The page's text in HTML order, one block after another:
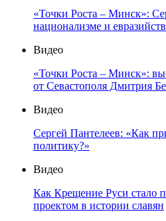
«Точки Роста – Минск»:
национализме и
Видео
«Точки Роста – Минск»:
от Севастополя Дмитрия
Видео
Сергей Пантелеев: «Как
политику?»
Видео
Как Крещение Руси стало
проектом в истории славян